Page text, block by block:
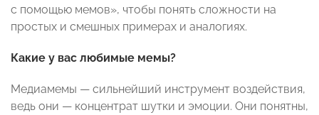
с помощью мемов», чтобы понять сложности на
простых и смешных примерах и аналогиях.
Какие у вас любимые мемы?
Медиамемы — сильнейший инструмент воздействия,
ведь они — концентрат шутки и эмоции. Они понятны,